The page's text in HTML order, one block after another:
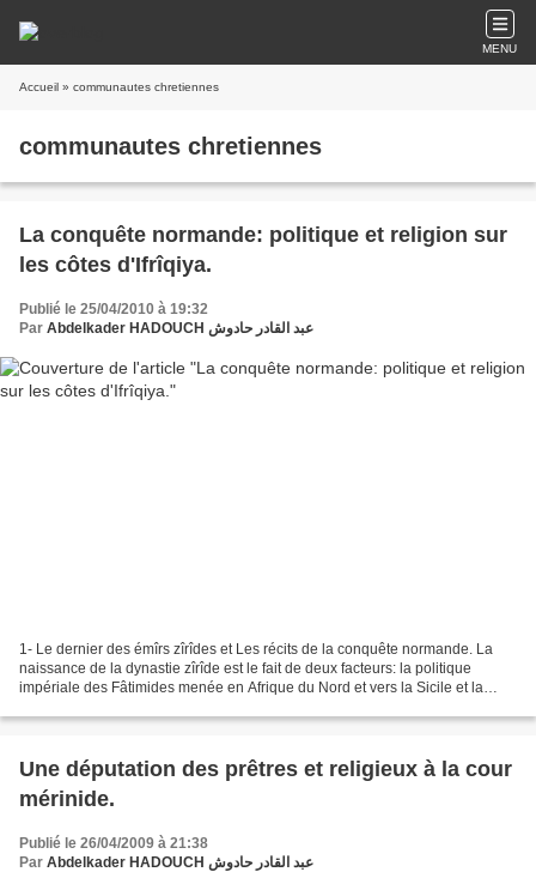
MENU
Accueil » communautes chretiennes
communautes chretiennes
La conquête normande: politique et religion sur
les côtes d'Ifrîqiya.
Publié le 25/04/2010 à 19:32
Par
Abdelkader HADOUCH عبد القادر حادوش
1- Le dernier des émîrs zîrîdes et Les récits de la conquête normande. La
naissance de la dynastie zîrîde est le fait de deux facteurs: la politique
impériale des Fâtimides menée en Afrique du Nord et vers la Sicile et la
Une députation des prêtres et religieux à la cour
mérinide.
Publié le 26/04/2009 à 21:38
Par
Abdelkader HADOUCH عبد القادر حادوش